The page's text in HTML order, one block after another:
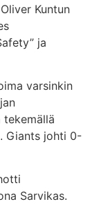
Kuntun
ja
varsinkin
Giants johti 0-
Sarvikas.